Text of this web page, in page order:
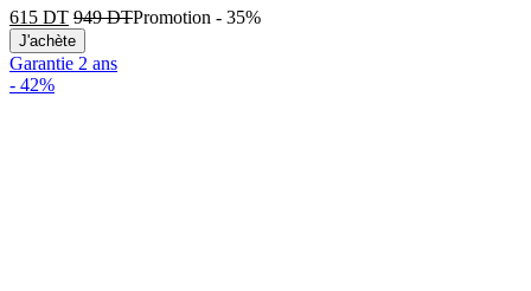
615 DT 949DTPromotion - 35%
J'achète
Garantie 2 ans
- 42%